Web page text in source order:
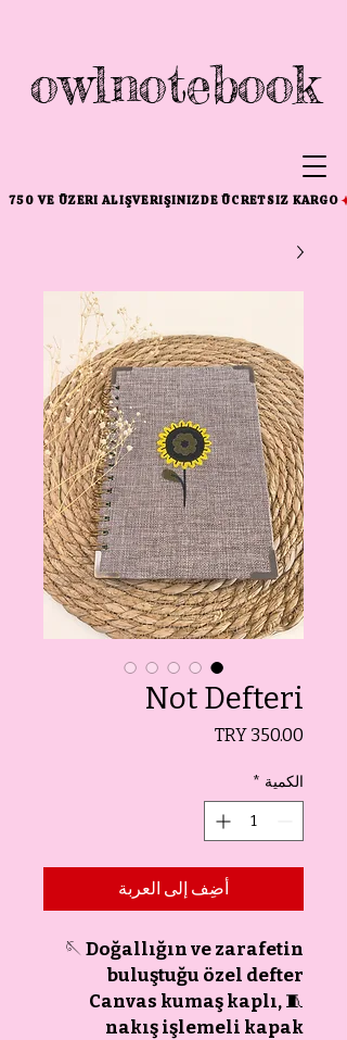
750 VE ÜZERI ALIŞVERIŞINIZDE ÜCRETSIZ KARGO
owlnotebook
Not Defteri
السعر
الكمية *
أضِف إلى العربة
🪡 Doğallığın ve zarafetin
buluştuğu özel defter
🧵
Canvas kumaş kaplı,
nakış işlemeli kapak